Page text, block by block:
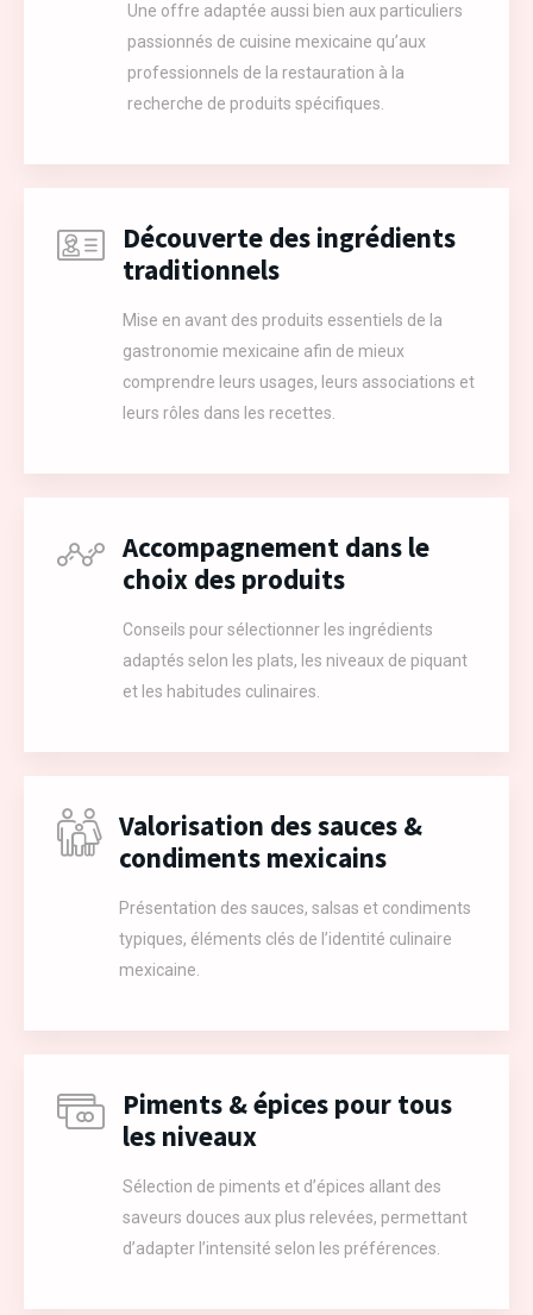
Une offre adaptée aussi bien aux particuliers
passionnés de cuisine mexicaine qu’aux
professionnels de la restauration à la
recherche de produits spécifiques.
Découverte des ingrédients
traditionnels
Mise en avant des produits essentiels de la
gastronomie mexicaine afin de mieux
comprendre leurs usages, leurs associations et
leurs rôles dans les recettes.
Accompagnement dans le
choix des produits
Conseils pour sélectionner les ingrédients
adaptés selon les plats, les niveaux de piquant
et les habitudes culinaires.
Valorisation des sauces &
condiments mexicains
Présentation des sauces, salsas et condiments
typiques, éléments clés de l’identité culinaire
mexicaine.
Piments & épices pour tous
les niveaux
Sélection de piments et d’épices allant des
saveurs douces aux plus relevées, permettant
d’adapter l’intensité selon les préférences.